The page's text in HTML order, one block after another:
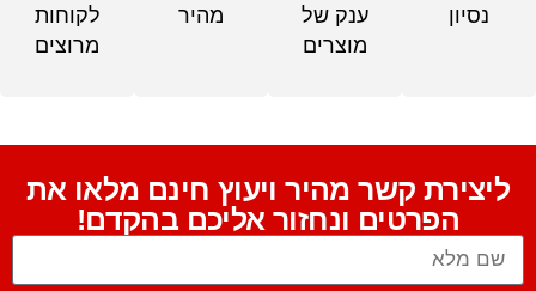
נסיון
ענק של
מוצרים
מהיר
לקוחות
מרוצים
ליצירת קשר מהיר ויעוץ חינם מלאו את
הפרטים ונחזור אליכם בהקדם!